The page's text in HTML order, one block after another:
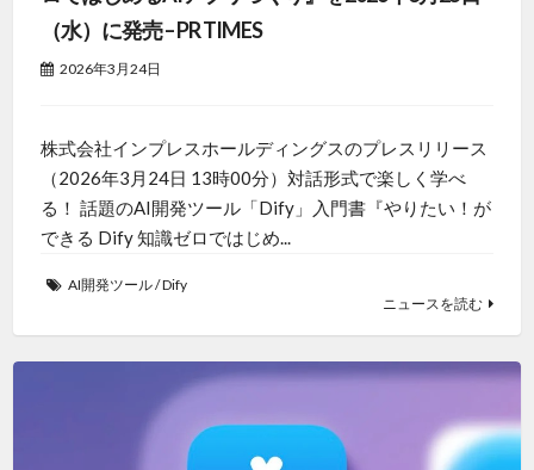
（水）に発売 – PR TIMES
2026年3月24日
株式会社インプレスホールディングスのプレスリリース
（2026年3月24日 13時00分）対話形式で楽しく学べ
る！ 話題のAI開発ツール「Dify」入門書『やりたい！が
できる Dify 知識ゼロではじめ...
AI開発ツール/Dify
ニュースを読む